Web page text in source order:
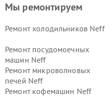
Мы ремонтируем
Ремонт холодильников Neff
Ремонт посудомоечных
машин Neff
Ремонт микроволновых
печей Neff
Ремонт кофемашин Neff